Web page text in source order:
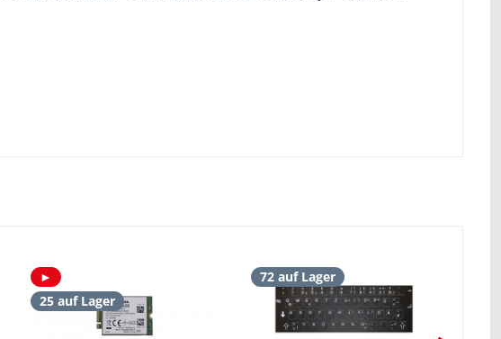
►
25 auf Lager
72 auf Lager